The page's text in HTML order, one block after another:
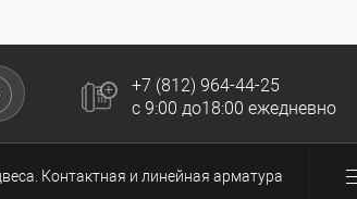
+7 (812) 964-44-25
с 9:00 до18:00 ежедневно
Контактная и линейная арматура